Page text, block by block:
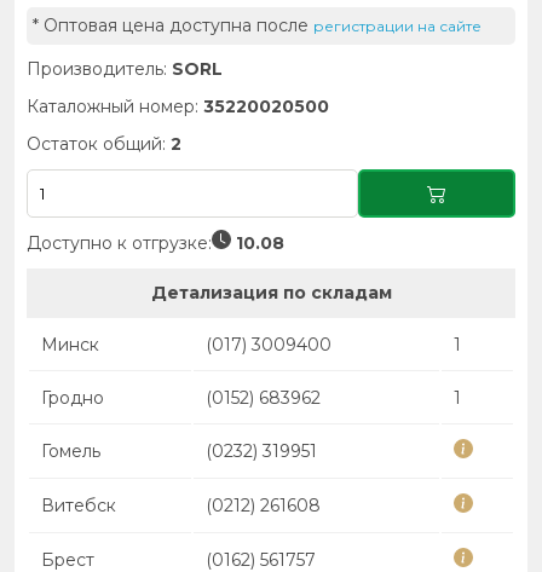
* Оптовая цена доступна после регистрации на сайте
Производитель: SORL
Каталожный номер: 35220020500
Остаток общий: 2
Доступно к отгрузке: 10.08
Детализация по складам
Минск (017) 3009400 1
Гродно (0152) 683962 1
Гомель (0232) 319951
Витебск (0212) 261608
Брест (0162) 561757